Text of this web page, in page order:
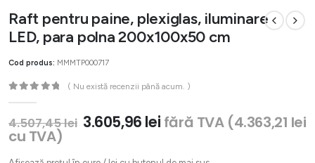
Raft pentru paine, plexiglas, iluminare
LED, para polna 200x100x50 cm
Cod produs: MMMTP000717
( Nu există recenzii până acum. )
4.507,45lei Prețul
3.605,96 leiPrețul
fără TVA (4.363,21 lei
cu TVA)